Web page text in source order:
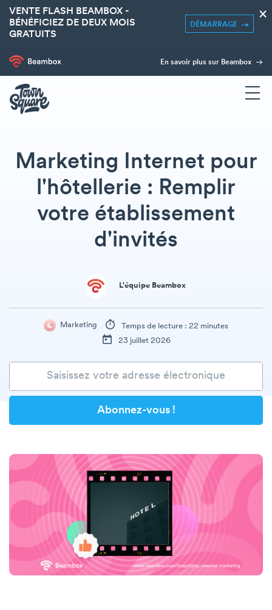
VENTE FLASH BEAMBOX -
BÉNÉFICIEZ DE DEUX MOIS
GRATUITS
DÉMARRAGE
×
En savoir plus sur Beambox
Marketing Internet pour
l'hôtellerie : Remplir
votre établissement
d'invités
L'équipe Beambox
Marketing
Temps de lecture : 22 minutes
23 juillet 2026